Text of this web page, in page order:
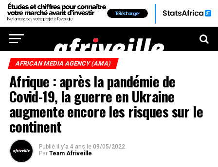
AFRICAN MEDIA AGENCY (AMA)
Afrique : après la pandémie de
Covid-19, la guerre en Ukraine
augmente encore les risques sur le
continent
Publié il y'a 4 ans le 09/05/2022
Par Team Afriveille